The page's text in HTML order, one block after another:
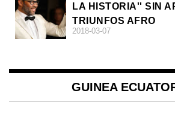
LA HISTORIA'' SIN
TRIUNFOS AFRO
2018-03-07
GUINEA